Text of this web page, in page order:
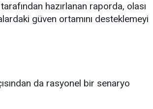
hazırlanan raporda, olası
güven ortamını desteklemeyi
da rasyonel bir senaryo